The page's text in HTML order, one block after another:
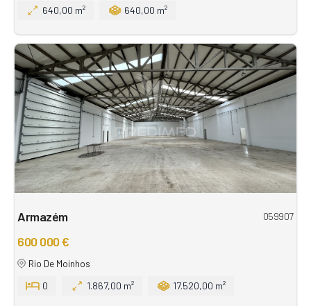
640,00 m²
640,00 m²
Armazém 059907
600 000 €
Rio De Moinhos
0
1.867,00 m² 17.520,00 m²